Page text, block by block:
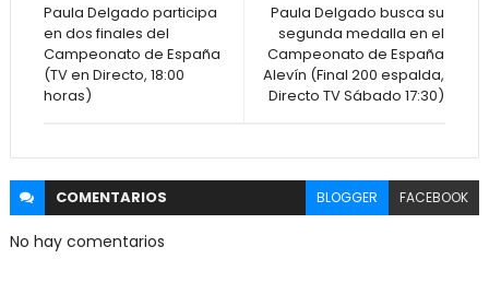
Paula Delgado busca su
segunda medalla en el
Campeonato de España
Alevín (Final 200 espalda,
Directo TV Sábado 17:30)
Paula Delgado participa
en dos finales del
Campeonato de España
(TV en Directo, 18:00
horas)
COMENTARIOS BLOGGER FACEBOOK
No hay comentarios